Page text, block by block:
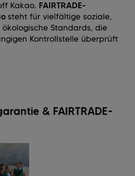
Kakao. FAIRTRADE-
steht für vielfältige soziale,
Standards, die
Kontrollstelle überprüft
& FAIRTRADE-